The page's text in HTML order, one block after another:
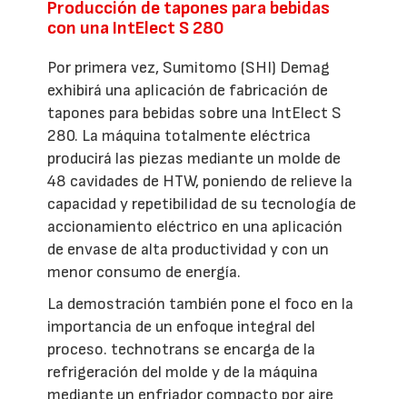
Producción de tapones para bebidas
con una IntElect S 280
Por primera vez, Sumitomo (SHI) Demag
exhibirá una aplicación de fabricación de
tapones para bebidas sobre una IntElect S
280. La máquina totalmente eléctrica
producirá las piezas mediante un molde de
48 cavidades de HTW, poniendo de relieve la
capacidad y repetibilidad de su tecnología de
accionamiento eléctrico en una aplicación
de envase de alta productividad y con un
menor consumo de energía.
La demostración también pone el foco en la
importancia de un enfoque integral del
proceso. technotrans se encarga de la
refrigeración del molde y de la máquina
mediante un enfriador compacto por aire